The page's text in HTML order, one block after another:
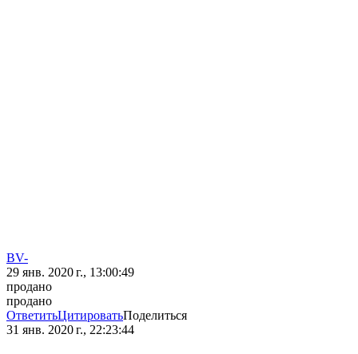
BV-
29 янв. 2020 г., 13:00:49
продано
продано
ОтветитьЦитироватьПоделиться
31 янв. 2020 г., 22:23:44